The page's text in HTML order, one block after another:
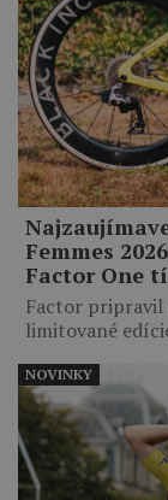
Femmes
Factor One
Factor pripravil
limitované
NOVINKY